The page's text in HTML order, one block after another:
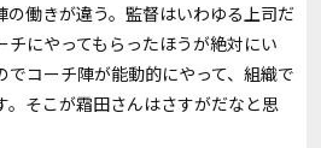
の働きが違う。監督はいわゆる上司だ
にやってもらったほうが絶対にい
でコーチ陣が能動的にやって、組織で
。そこが霜田さんはさすがだなと思